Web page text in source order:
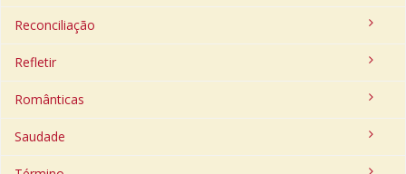
Reconciliação
Refletir
Românticas
Saudade